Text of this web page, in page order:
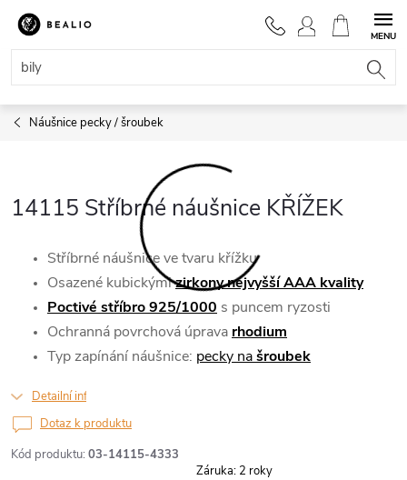
Přejít
obsah
NÁKUPNÍ
KOŠÍK
Náušnice pecky / šroubek
14115 Stříbrné náušnice KŘÍŽEK
Kód produktu: 03-14115-4333
Stříbrné náušnice ve tvaru křížku
Osazené kubickýmizirkony nejvyšší AAA kvality
Poctivé stříbro 925/1000 s puncem ryzosti
Ochranná povrchová úprava rhodium
Typ zapínání náušnice: pecky našroubek
Detailní informace
Dotaz k produktu
Záruka: 2 roky